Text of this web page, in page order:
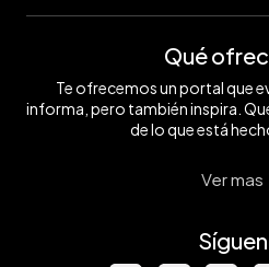
Qué
Te ofrecemos un portal que
informa, pero también inspira.
de lo que está
Ver mas